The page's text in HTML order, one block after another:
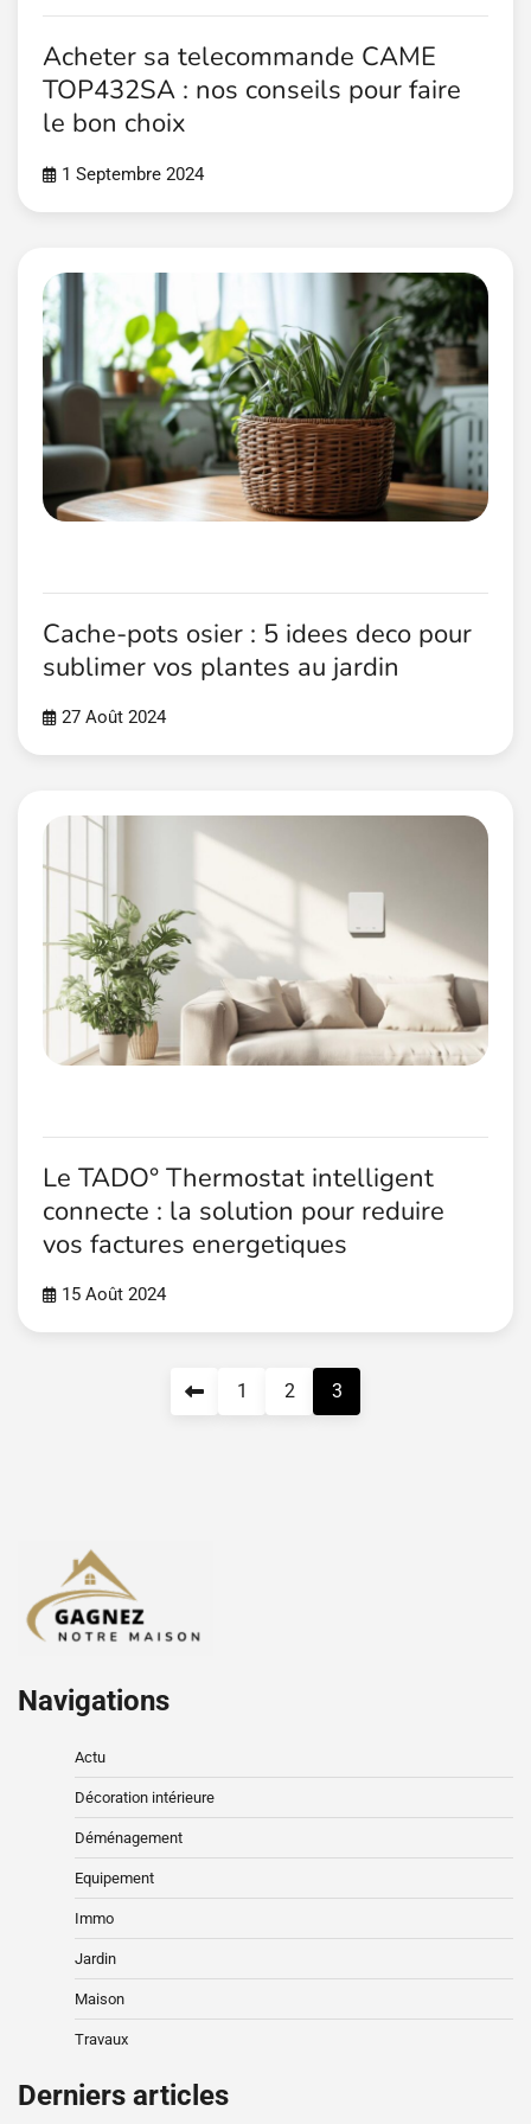
Acheter sa telecommande CAME
TOP432SA : nos conseils pour faire
le bon choix
1 Septembre 2024
Cache-pots osier : 5 idees deco pour
sublimer vos plantes au jardin
27 Août 2024
Le TADO° Thermostat intelligent
connecte : la solution pour reduire
vos factures energetiques
15 Août 2024
1 2 3
Navigations
Actu
Décoration intérieure
Déménagement
Equipement
Immo
Jardin
Maison
Travaux
Derniers articles